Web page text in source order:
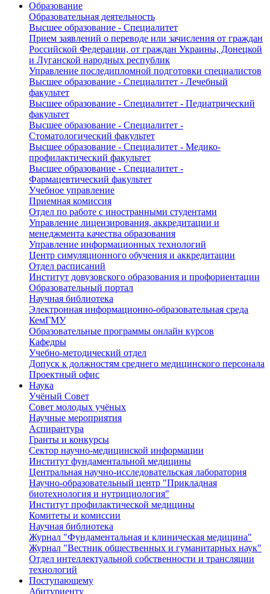
Образование
Образовательная деятельность
Высшее образование - Специалитет
Прием заявлений о переводе или зачисления от граждан
Российской Федерации, от граждан Украины, Донецкой
и Луганской народных республик
Управление последипломной подготовки специалистов
Высшее образование - Специалитет - Лечебный
факультет
Высшее образование - Специалитет - Педиатрический
факультет
Высшее образование - Специалитет -
Стоматологический факультет
Высшее образование - Специалитет - Медико-
профилактический факультет
Высшее образование - Специалитет -
Фармацевтический факультет
Учебное управление
Приемная комиссия
Отдел по работе с иностранными студентами
Управление лицензирования, аккредитации и
менеджмента качества образования
Управление информационных технологий
Центр симуляционного обучения и аккредитации
Отдел расписаний
Институт довузовского образования и профориентации
Образовательный портал
Научная библиотека
Электронная информационно-образовательная среда
КемГМУ
Образовательные программы онлайн курсов
Кафедры
Учебно-методический отдел
Допуск к должностям среднего медицинского персонала
Проектный офис
Наука
Учёный Cовет
Совет молодых учёных
Научные мероприятия
Аспирантура
Гранты и конкурсы
Сектор научно-медицинской информации
Институт фундаментальной медицины
Центральная научно-исследовательская лаборатория
Научно-образовательный центр "Прикладная
биотехнология и нутрициология"
Институт профилактической медицины
Комитеты и комиссии
Научная библиотека
Журнал "Фундаментальная и клиническая медицина"
Журнал "Вестник общественных и гуманитарных наук"
Отдел интеллектуальной собственности и трансляции
технологий
Поступающему
Абитуриенту